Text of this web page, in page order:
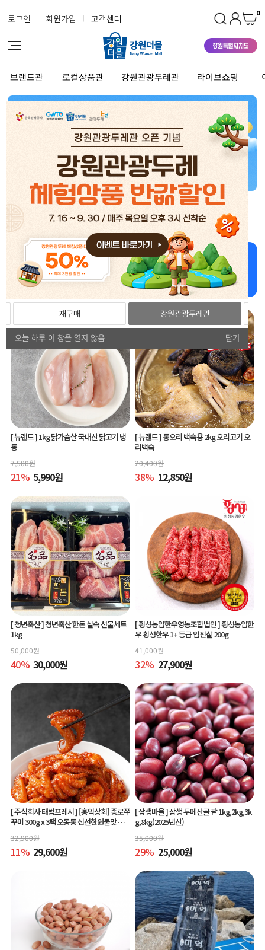
로그인 회원가입 고객센터 0
브랜드관 로컬상품관 강원관광두레관 라이브쇼핑
재구매 강원관광두레관
오늘 하루 이 창을 열지 않음 닫기
강원더몰 상품 좋아~ 너무 좋아~
강원더몰 추천상품 추천드립니다!
[ 뉴랜드 ]1kg 닭가슴살 국내산 닭고기 냉
동
7,500원
21% 5,990원
[ 뉴랜드 ]통오리 백숙용 2kg 오리고기 오
리백숙
20,400원
38% 12,850원
[ 청년축산 ]청년축산 한돈 실속 선물세트
1kg
50,000원
40% 30,000원
[ 횡성농업한우영농조합법인 ]횡성농업한
우 횡성한우 1+ 등급 업진살 200g
41,000원
32% 27,900원
[ 주식회사 태범프레시 ][홍익상회] 종로쭈
꾸미 300g x 3팩 오동통 신선한원물맛 그
32,900원
11% 29,600원
[ 삼생마을 ]삼생 두메산골 팥 1kg,2kg,3k
g,8kg(2025년산)
35,000원
29% 25,000원